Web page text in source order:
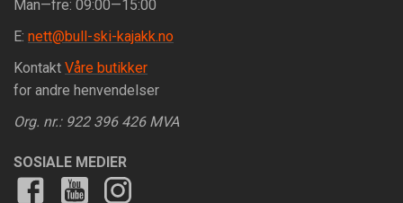
Man—fre: 09:00—15:00
E: nett@bull-ski-kajakk.no
Kontakt Våre butikker
for andre henvendelser
Org. nr.: 922 396 426 MVA
SOSIALE MEDIER